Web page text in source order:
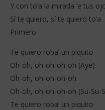
12
décembre
2025
Stone
Y con to’a la mirada ‘e tus
Sí te quiero, sí te quiero to’a
Primero
Te quiero roba’ un piquito
Oh-oh, oh-oh-oh-oh (Aye)
Oh-oh, oh-oh-oh-oh
Oh-oh, oh-oh-oh-oh (Su-Su-
Te quiero roba’ un piquito